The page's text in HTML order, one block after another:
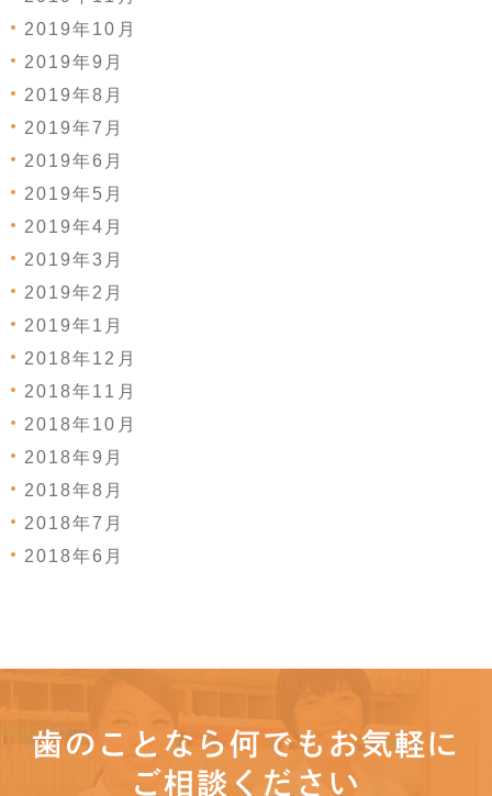
2019年10月
2019年9月
2019年8月
2019年7月
2019年6月
2019年5月
2019年4月
2019年3月
2019年2月
2019年1月
2018年12月
2018年11月
2018年10月
2018年9月
2018年8月
2018年7月
2018年6月
歯のことなら何でもお気軽に
ご相談ください